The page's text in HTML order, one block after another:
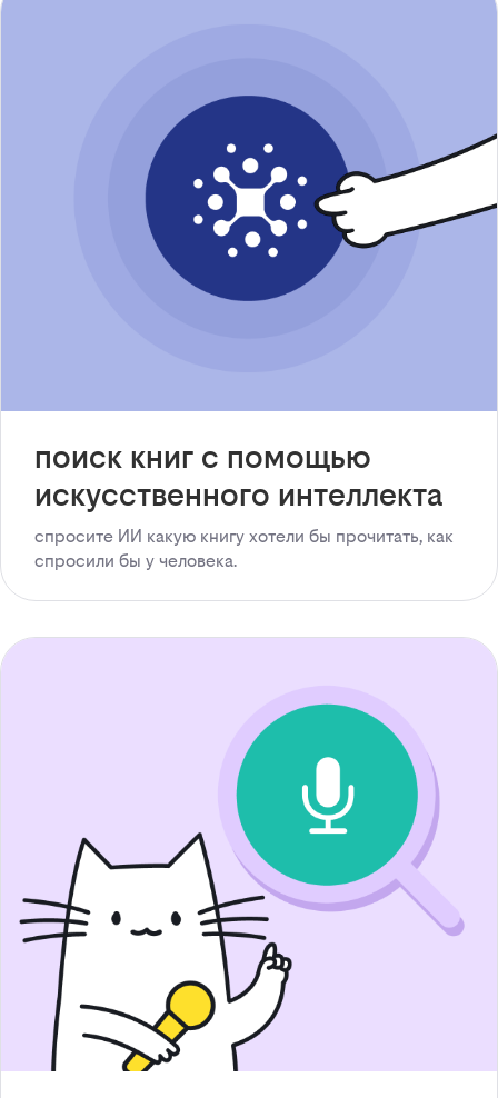
поиск книг с помощью
искусственного интеллекта
спросите ИИ какую книгу хотели бы прочитать, как
спросили бы у человека.